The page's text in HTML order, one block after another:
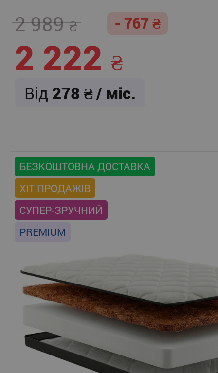
2 989 - 767
2 222
Від 278 / міс.
БЕЗКОШТОВНА ДОСТАВКА
ХІТ ПРОДАЖІВ
СУПЕР-ЗРУЧНИЙ
PREMIUM